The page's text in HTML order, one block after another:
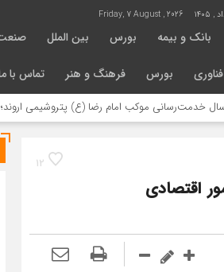
Friday, 7 August , 2026
بانک و بیمه بورس بین الملل
فناوری بورس فرهنگ و هنر تماس با
موکب امام رضا (ع) پتروشیمی اروند؛ روایتی
12
اقتصادی